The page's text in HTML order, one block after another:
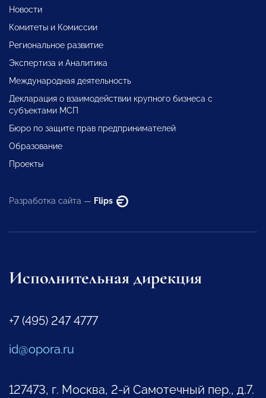
Новости
Комитеты и Комиссии
Региональное развитие
Экспертиза и Аналитика
Международная деятельность
Декларация о взаимодействии крупного бизнеса с
субъектами МСП
Бюро по защите прав предпринимателей
Образование
Проекты
Разработка сайта — Flips
Исполнительная дирекция
+7 (495) 247 4777
id@opora.ru
127473, г. Москва, 2-й Самотечный пер., д.7.